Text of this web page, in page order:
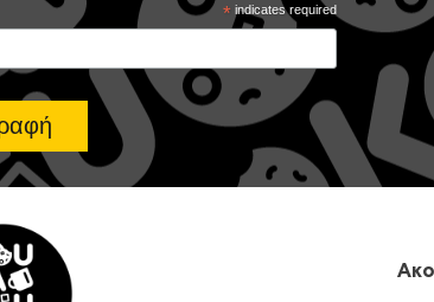
*indicates required